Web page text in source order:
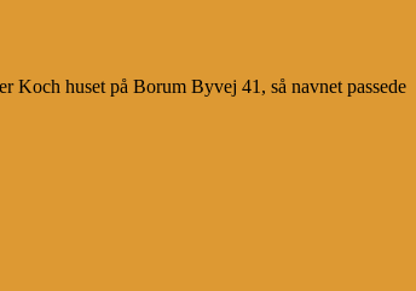
Koch huset på Borum Byvej 41, så navnet passede